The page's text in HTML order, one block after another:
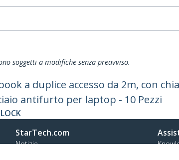
soggetti a modifiche senza preavviso.
a duplice accesso da 2m, con
antifurto per laptop - 10 Pezzi
StarTech.com
Notizie